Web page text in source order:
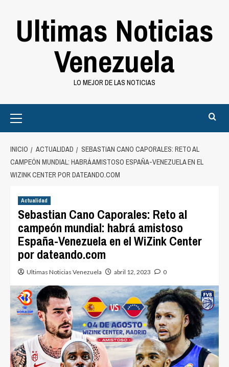
Ultimas Noticias
Venezuela
LO MEJOR DE LAS NOTICIAS
Menu
INICIO ACTUALIDAD
SEBASTIAN CANO CAPORALES: RETO AL
CAMPEÓN MUNDIAL: HABRÁ AMISTOSO ESPAÑA-VENEZUELA EN EL
WIZINK CENTER POR DATEANDO.COM
Actualidad
Sebastian Cano Caporales: Reto al
campeón mundial: habrá amistoso
España-Venezuela en el WiZink Center
por dateando.com
Ultimas Noticias Venezuela abril 12, 2023 0